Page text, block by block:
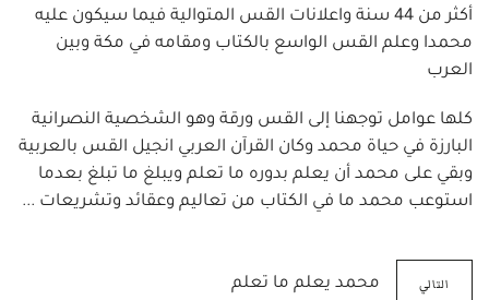
أكثر من 44 سنة واعلانات القس المتوالية فيما سيكون عليه
محمدا وعلم القس الواسع بالكتاب ومقامه في مكة وبين
العرب
كلها عوامل توجهنا إلى القس ورقة وهو الشخصية النصرانية
البارزة في حياة محمد وكان القرآن العربي انجيل القس بالعربية
وبقي على محمد أن يعلم بدوره ما تعلم ويبلغ ما تبلغ بعدما
استوعب محمد ما في الكتاب من تعاليم وعقائد وتشريعات ...
التالي محمد يعلم ما تعلم